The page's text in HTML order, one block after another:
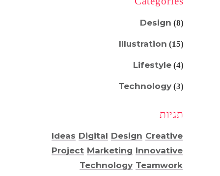
Design (8)
Illustration (15)
Lifestyle (4)
Technology (3)
תגיות
Creative
Design
Digital
Ideas
Innovative
Marketing
Project
Teamwork
Technology